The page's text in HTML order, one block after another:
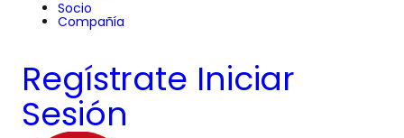
Socio
Compañía
Regístrate Iniciar
Sesión